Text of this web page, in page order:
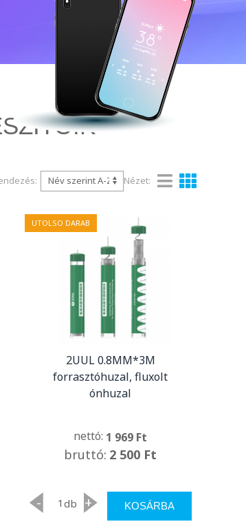
Nézet:
UTOLSO DARAB
2UUL 0.8MM*3M
forrasztóhuzal, fluxolt
ónhuzal
nettó: 1 969 Ft
bruttó: 2 500 Ft
- db + KOSÁRBA